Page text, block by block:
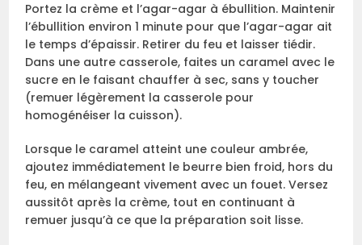
Portez la crème et l’agar-agar à ébullition. Maintenir
l’ébullition environ 1 minute pour que l’agar-agar ait
le temps d’épaissir. Retirer du feu et laisser tiédir.
Dans une autre casserole, faites un caramel avec le
sucre en le faisant chauffer à sec, sans y toucher
(remuer légèrement la casserole pour
homogénéiser la cuisson).
Lorsque le caramel atteint une couleur ambrée,
ajoutez immédiatement le beurre bien froid, hors du
feu, en mélangeant vivement avec un fouet. Versez
aussitôt après la crème, tout en continuant à
remuer jusqu’à ce que la préparation soit lisse.